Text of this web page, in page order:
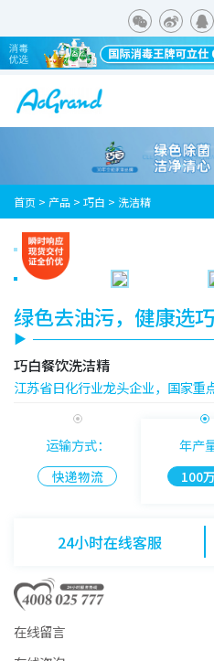
首页 > 产品 > 巧白 > 洗洁精
绿色去油污，健康选
巧白餐饮洗洁精
江苏省日化行业龙头企业，国家重
年产
100
运输方式：
快递物流
24小时在线客服
在线留言